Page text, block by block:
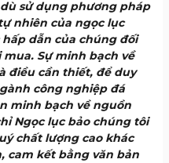
sử dụng phương pháp
nhiên của ngọc lục
dẫn của chúng đối
Sự minh bạch về
điều cần thiết, để duy
công nghiệp đá
minh bạch về nguồn
Ngọc lục bảo chúng tôi
chất lượng cao khác
cam kết bằng văn bản